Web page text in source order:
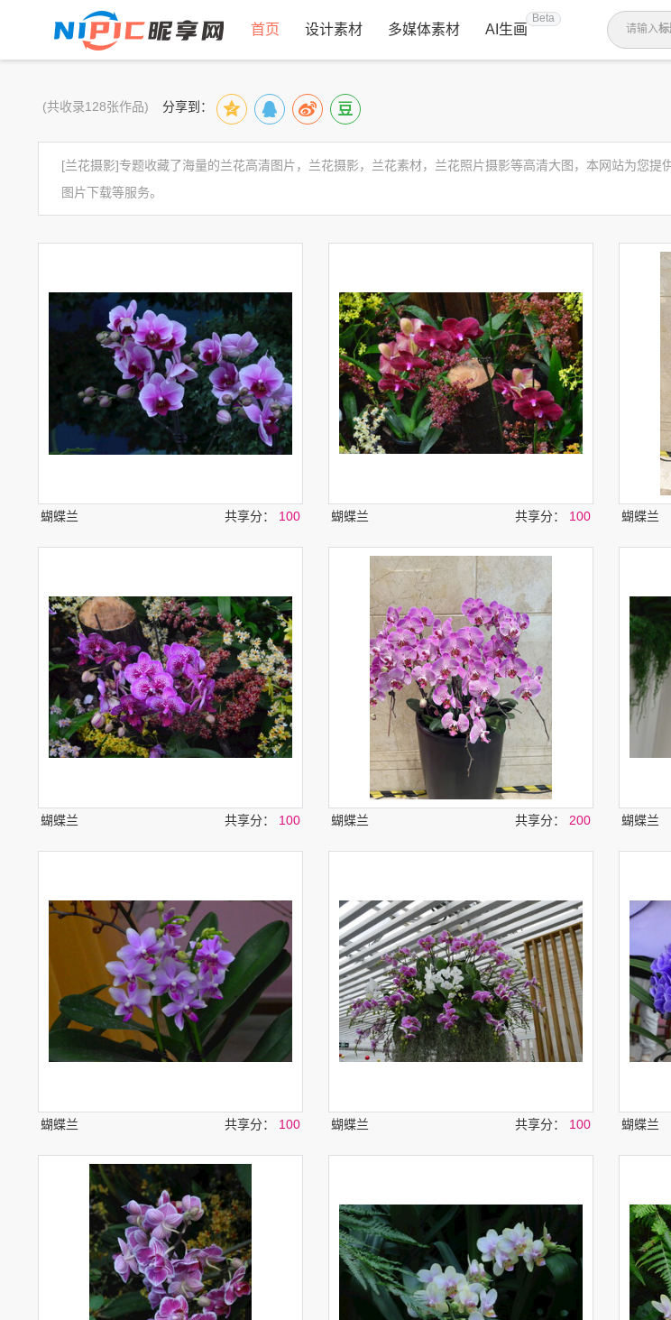
首页 设计素材 多媒体素材 AI生画
Beta
请输入
(共收录128张作品) 分享到：
[兰花摄影]专题收藏了海量的兰花高清图片，兰花摄影，兰花素材，兰花照片摄影等高清大图，本网站为您
图片下载等服务。
蝴蝶兰 共享分： 100 蝴蝶兰 共享分： 100 蝴蝶兰
蝴蝶兰 共享分： 100 蝴蝶兰 共享分： 200 蝴蝶兰
蝴蝶兰 共享分： 100 蝴蝶兰 共享分： 100 蝴蝶兰